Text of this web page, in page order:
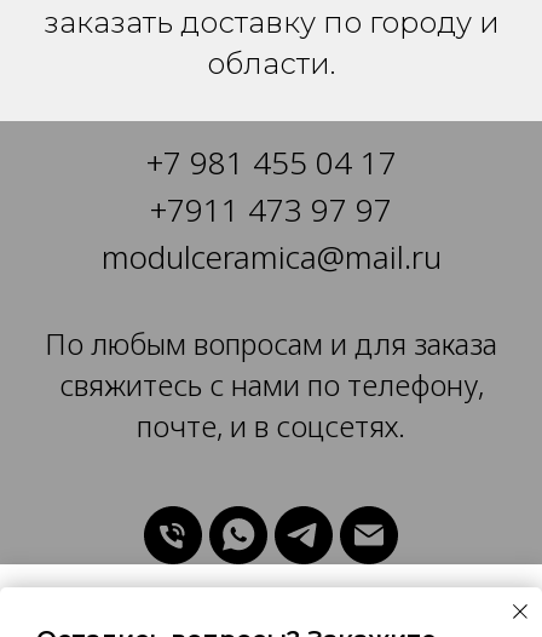
заказать доставку по городу и
области.
+7 981 455 04 17
+7911 473 97 97
modulceramica@mail.ru
По любым вопросам и для заказа
свяжитесь с нами по телефону,
почте, и в соцсетях.